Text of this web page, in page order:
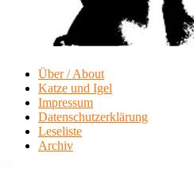
Über / About
Katze und Igel
Impressum
Datenschutzerklärung
Leseliste
Archiv